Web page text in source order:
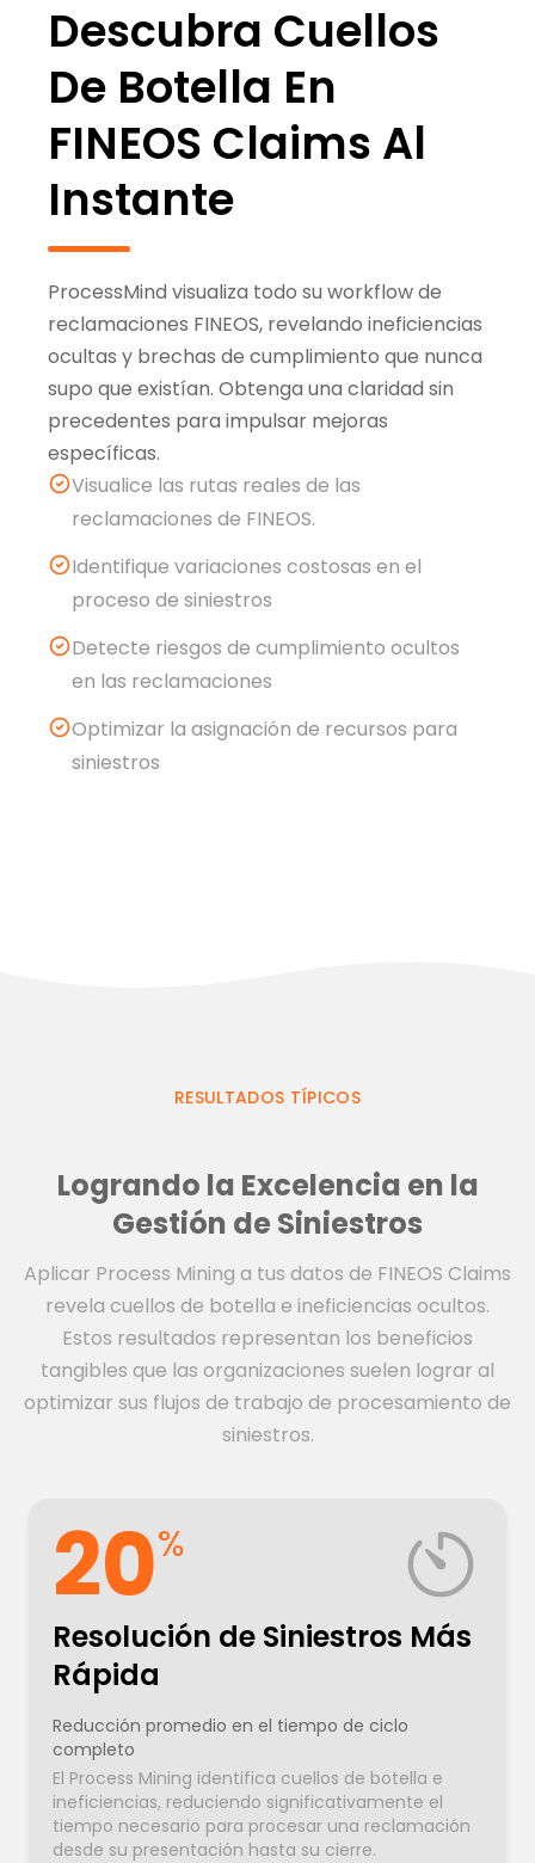
Descubra Cuellos
De Botella En
FINEOS Claims Al
Instante
ProcessMind visualiza todo su workflow de
reclamaciones FINEOS, revelando ineficiencias
ocultas y brechas de cumplimiento que nunca
supo que existían. Obtenga una claridad sin
precedentes para impulsar mejoras
específicas.
Visualice las rutas reales de las
reclamaciones de FINEOS.
Identifique variaciones costosas en el
proceso de siniestros
Detecte riesgos de cumplimiento ocultos
en las reclamaciones
Optimizar la asignación de recursos para
siniestros
RESULTADOS TÍPICOS
Logrando la Excelencia en la
Gestión de Siniestros
Aplicar Process Mining a tus datos de FINEOS Claims
revela cuellos de botella e ineficiencias ocultos.
Estos resultados representan los beneficios
tangibles que las organizaciones suelen lograr al
optimizar sus flujos de trabajo de procesamiento de
siniestros.
20%
Resolución de Siniestros Más
Rápida
Reducción promedio en el tiempo de ciclo
completo
El Process Mining identifica cuellos de botella e
ineficiencias, reduciendo significativamente el
tiempo necesario para procesar una reclamación
desde su presentación hasta su cierre.